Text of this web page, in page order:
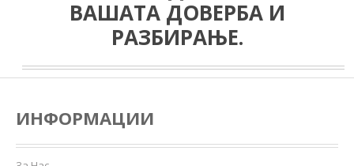
ВАШАТА ДОВЕРБА И
РАЗБИРАЊЕ.
ИНФОРМАЦИИ